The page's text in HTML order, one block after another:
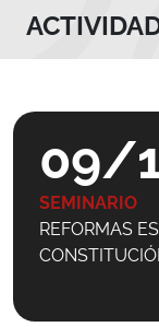
09/
SEMINARIO
REFORMAS